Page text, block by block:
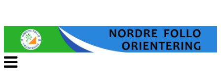
Veksle
navigasjon